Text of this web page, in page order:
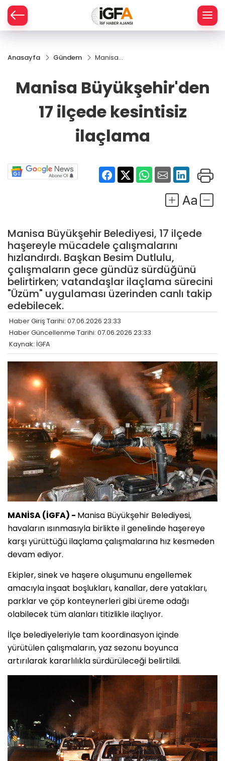
Anasayfa Gündem
Manisa
kesintisiz
ilaçlama
Manisa Büyükşehir'den
17 ilçede kesintisiz
ilaçlama
Manisa Büyükşehir Belediyesi, 17 ilçede
haşereyle mücadele çalışmalarını
hızlandırdı. Başkan Besim Dutlulu,
çalışmaların gece gündüz sürdüğünü
belirtirken; vatandaşlar ilaçlama sürecini
"Üzüm" uygulaması üzerinden canlı takip
edebilecek.
Haber Giriş Tarihi: 07.06.2026 23:33
Haber Güncellenme Tarihi: 07.06.2026 23:33
Kaynak: İGFA
MANİSA (İGFA) - Manisa Büyükşehir Belediyesi,
havaların ısınmasıyla birlikte il genelinde haşereye
karşı yürüttüğü ilaçlama çalışmalarına hız kesmeden
devam ediyor.
Ekipler, sinek ve haşere oluşumunu engellemek
amacıyla inşaat boşlukları, kanallar, dere yatakları,
parklar ve çöp konteynerleri gibi üreme odağı
olabilecek tüm alanları titizlikle ilaçlıyor.
İlçe belediyeleriyle tam koordinasyon içinde
yürütülen çalışmaların, yaz sezonu boyunca
artırılarak kararlılıkla sürdürüleceği belirtildi.